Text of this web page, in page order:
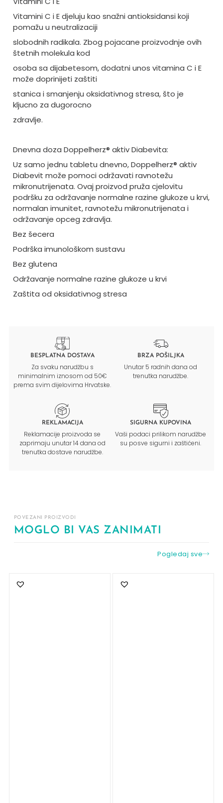
Vitamini C i E djeluju kao snažni antioksidansi koji
pomažu u neutralizaciji
slobodnih radikala. Zbog pojacane proizvodnje ovih
štetnih molekula kod
osoba sa dijabetesom, dodatni unos vitamina C i E
može doprinijeti zaštiti
stanica i smanjenju oksidativnog stresa, što je
kljucno za dugorocno
zdravlje.
Dnevna doza Doppelherz® aktiv Diabevita:
Uz samo jednu tabletu dnevno, Doppelherz® aktiv
Diabevit može pomoci održavati ravnotežu
mikronutrijenata. Ovaj proizvod pruža cjelovitu
podršku za održavanje normalne razine glukoze u krvi,
normalan imunitet, ravnotežu mikronutrijenata i
održavanje opceg zdravlja.
Bez šecera
Podrška imunološkom sustavu
Bez glutena
Održavanje normalne razine glukoze u krvi
Zaštita od oksidativnog stresa
BESPLATNA DOSTAVA
Za svaku narudžbu s
minimalnim iznosom od 50€
prema svim dijelovima Hrvatske.
BRZA POŠILJKA
Unutar 5 radnih dana od
trenutka narudžbe.
REKLAMACIJA
Reklamacije proizvoda se
zaprimaju unutar 14 dana od
trenutka dostave narudžbe.
SIGURNA KUPOVINA
Vaši podaci prilikom narudžbe
su posve sigurni i zaštićeni.
POVEZANI PROIZVODI
MOGLO BI VAS ZANIMATI
Pogledaj sve